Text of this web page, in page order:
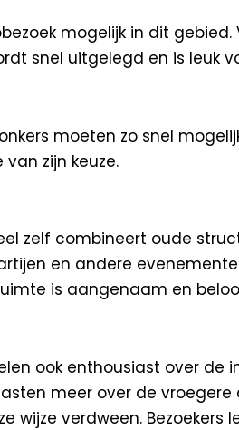
mogelijk in dit gebied.
snel uitgelegd en is leuk
moeten zo snel
zijn keuze.
zelf combineert oude
en andere
is aangenaam en
ook enthousiast over de
meer over de
wijze verdween. Bezoekers